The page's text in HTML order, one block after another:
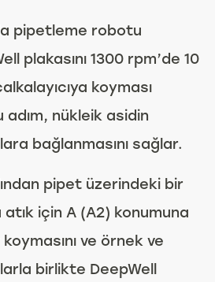
pipetleme robotu
plakasını 1300 rpm’de 10
koyması
adım, nükleik asidin
bağlanmasını sağlar.
pipet üzerindeki bir
atık için A (A2) konumuna
ve örnek ve
birlikte DeepWell